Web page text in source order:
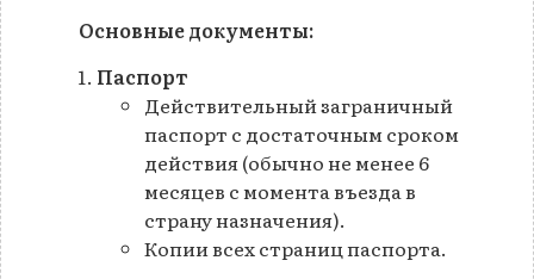
Основные документы:
Паспорт
Действительный заграничный
паспорт с достаточным сроком
действия (обычно не менее 6
месяцев с момента въезда в
страну назначения).
Копии всех страниц паспорта.